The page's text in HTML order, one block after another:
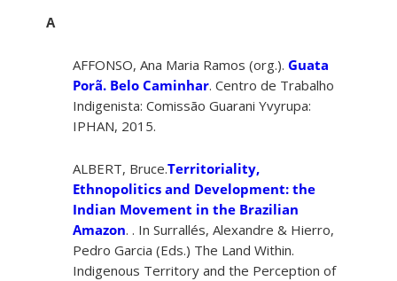
A
AFFONSO, Ana Maria Ramos (org.).Guata
Porã. Belo Caminhar. Centro de Trabalho
Indigenista: Comissão Guarani Yvyrupa:
IPHAN, 2015.
ALBERT, Bruce.Territoriality,
Ethnopolitics and Development: the
Indian Movement in the Brazilian
Amazon. . In Surrallés, Alexandre & Hierro,
Pedro Garcia (Eds.) The Land Within.
Indigenous Territory and the Perception of